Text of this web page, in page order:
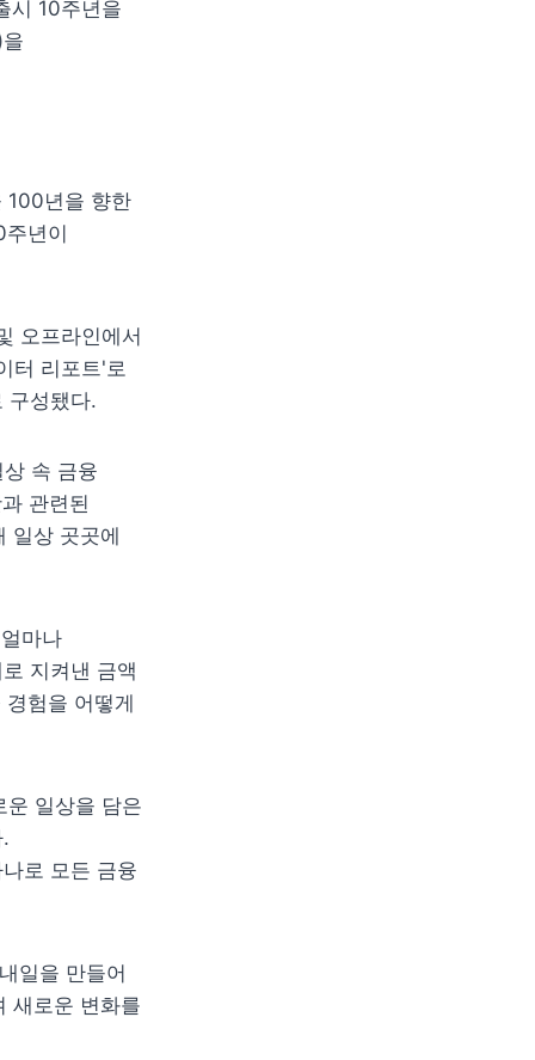
10주년을
100년을 향한
주년이
오프라인에서
터 리포트'로
구성됐다.
속 금융
관련된
일상 곳곳에
마나
지켜낸 금액
험을 어떻게
운 일상을 담은
로 모든 금융
일을 만들어
새로운 변화를